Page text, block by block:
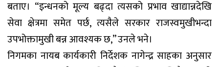
बताए। “इन्धनको मूल्य बढ्दा त्यसको प्रभाव खाद्यान्नदेखि
सेवा क्षेत्रमा समेत पर्छ, त्यसैले सरकार राजस्वमुखीभन्दा
उपभोक्तामुखी बन्न आवश्यक छ,” उनले भने।
निगमका नायब कार्यकारी निर्देशक नागेन्द्र साहका अनुसार